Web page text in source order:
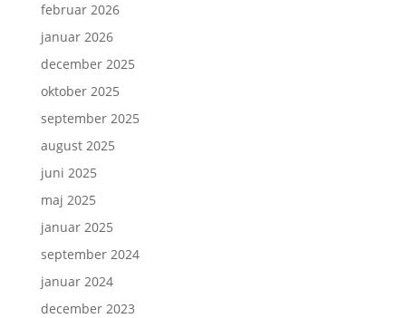
februar 2026
januar 2026
december 2025
oktober 2025
september 2025
august 2025
juni 2025
maj 2025
januar 2025
september 2024
januar 2024
december 2023